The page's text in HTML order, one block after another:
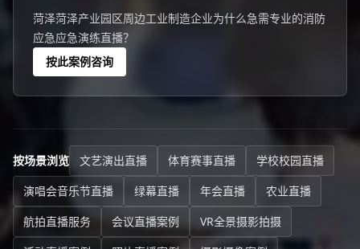
菏泽菏泽产业园区周边工业制造企业为什么急需专业的消防
应急应急演练直播？
按此案例咨询
按场景浏览 文艺演出直播 体育赛事直播
学校校园直播
演唱会音乐节直播
绿幕直播 年会直播
农业直播
航拍直播服务
会议直播案例
VR全景摄影拍摄